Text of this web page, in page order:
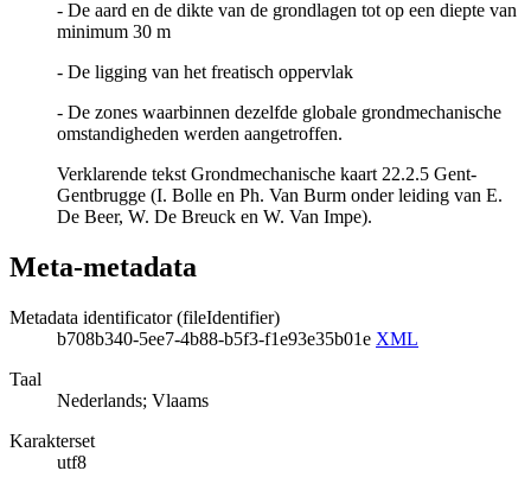
- De aard en de dikte van de grondlagen tot op een diepte van
minimum 30 m
- De ligging van het freatisch oppervlak
- De zones waarbinnen dezelfde globale grondmechanische
omstandigheden werden aangetroffen.
Verklarende tekst Grondmechanische kaart 22.2.5 Gent-
Gentbrugge (I. Bolle en Ph. Van Burm onder leiding van E.
De Beer, W. De Breuck en W. Van Impe).
Meta-metadata
Metadata identificator (fileIdentifier)
b708b340-5ee7-4b88-b5f3-f1e93e35b01e XML
Taal
Nederlands; Vlaams
Karakterset
utf8